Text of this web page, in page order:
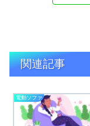
関連記事
電動ソファ